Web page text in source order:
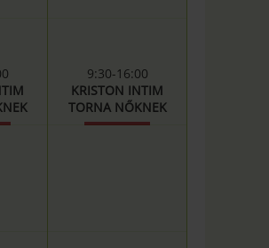
9:30-16:00
KRISTON INTIM
TORNA NŐKNEK